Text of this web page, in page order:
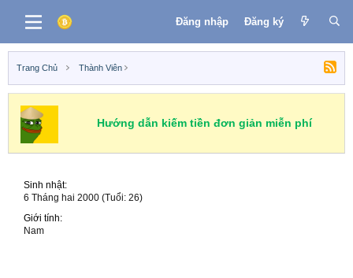
Đăng nhập Đăng ký
Trang Chủ Thành Viên
Hướng dẫn kiếm tiền đơn giản miễn phí
Sinh nhật
6 Tháng hai 2000 (Tuổi: 26)
Giới tính
Nam